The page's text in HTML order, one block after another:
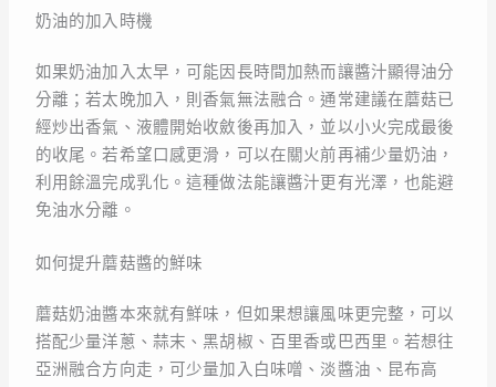
奶油的加入時機
如果奶油加入太早，可能因長時間加熱而讓醬汁顯得油分
分離；若太晚加入，則香氣無法融合。通常建議在蘑菇已
經炒出香氣、液體開始收斂後再加入，並以小火完成最後
的收尾。若希望口感更滑，可以在關火前再補少量奶油，
利用餘溫完成乳化。這種做法能讓醬汁更有光澤，也能避
免油水分離。
如何提升蘑菇醬的鮮味
蘑菇奶油醬本來就有鮮味，但如果想讓風味更完整，可以
搭配少量洋蔥、蒜末、黑胡椒、百里香或巴西里。若想往
亞洲融合方向走，可少量加入白味噌、淡醬油、昆布高